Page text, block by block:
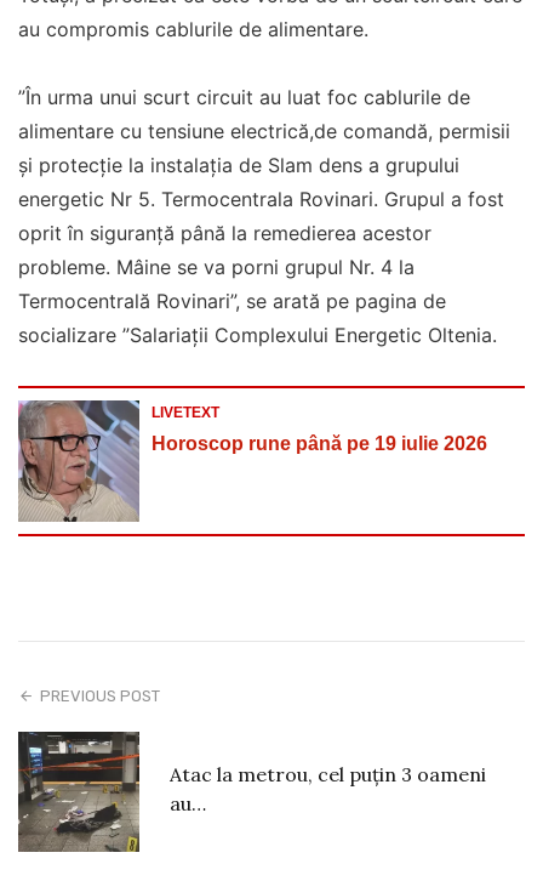
au compromis cablurile de alimentare.
”În urma unui scurt circuit au luat foc cablurile de
alimentare cu tensiune electrică,de comandă, permisii
și protecție la instalația de Slam dens a grupului
energetic Nr 5. Termocentrala Rovinari. Grupul a fost
oprit în siguranță până la remedierea acestor
probleme. Mâine se va porni grupul Nr. 4 la
Termocentrală Rovinari”, se arată pe pagina de
socializare ”Salariații Complexului Energetic Oltenia.
LIVETEXT
Horoscop rune până pe 19 iulie 2026
PREVIOUS POST
Atac la metrou, cel puțin 3 oameni
au…